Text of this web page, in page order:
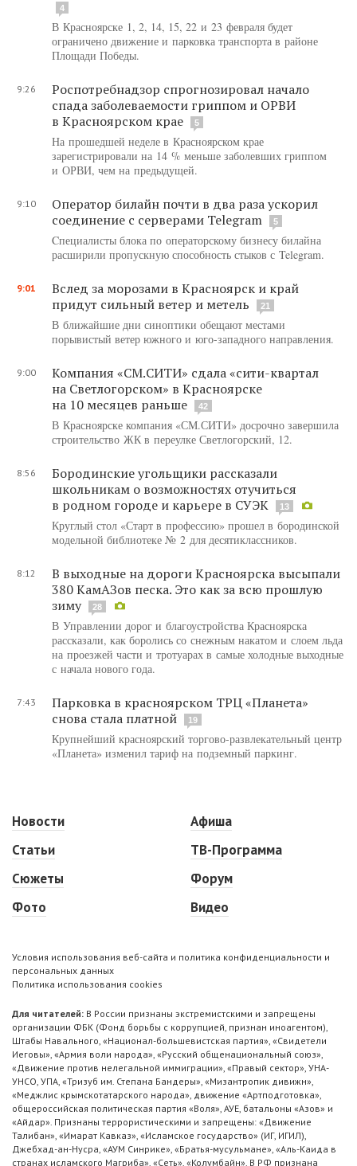
4
В Красноярске 1, 2, 14, 15, 22 и 23 февраля будет
ограничено движение и парковка транспорта в районе
Площади Победы.
9:26
Роспотребнадзор спрогнозировал начало
спада заболеваемости гриппом и ОРВИ
в Красноярском крае
5
На прошедшей неделе в Красноярском крае
зарегистрировали на 14 % меньше заболевших гриппом
и ОРВИ, чем на предыдущей.
9:10
Оператор билайн почти в два раза ускорил
соединение с серверами Telegram
5
Cпециалисты блока по операторскому бизнесу билайна
расширили пропускную способность стыков с Telegram.
9:01
Вслед за морозами в Красноярск и край
придут сильный ветер и метель
21
В ближайшие дни синоптики обещают местами
порывистый ветер южного и юго-западного направления.
9:00
Компания «СМ.СИТИ» сдала «сити-квартал
на Светлогорском» в Красноярске
на 10 месяцев раньше
42
В Красноярске компания «СМ.СИТИ» досрочно завершила
строительство ЖК в переулке Светлогорский, 12.
8:56
Бородинские угольщики рассказали
школьникам о возможностях отучиться
в родном городе и карьере в СУЭК
13
Круглый стол «Старт в профессию» прошел в бородинской
модельной библиотеке № 2 для десятиклассников.
8:12
В выходные на дороги Красноярска высыпали
380 КамАЗов песка. Это как за всю прошлую
зиму
28
В Управлении дорог и благоустройства Красноярска
рассказали, как боролись со снежным накатом и слоем льда
на проезжей части и тротуарах в самые холодные выходные
с начала нового года.
7:43
Парковка в красноярском ТРЦ «Планета»
снова стала платной
19
Крупнейший красноярский торгово-развлекательный центр
«Планета» изменил тариф на подземный паркинг.
Новости
Статьи
Сюжеты
Фото
Афиша
ТВ-Программа
Форум
Видео
Условия использования веб-сайта и политика конфиденциальности и
персональных данных
Политика использования cookies
Для читателей: В России признаны экстремистскими и запрещены
организации ФБК (Фонд борьбы с коррупцией, признан иноагентом),
Штабы Навального, «Национал-большевистская партия», «Свидетели
Иеговы», «Армия воли народа», «Русский общенациональный союз»,
«Движение против нелегальной иммиграции», «Правый сектор», УНА-
УНСО, УПА, «Тризуб им. Степана Бандеры», «Мизантропик дивижн»,
«Меджлис крымскотатарского народа», движение «Артподготовка»,
общероссийская политическая партия «Воля», АУЕ, батальоны «Азов» и
«Айдар». Признаны террористическими и запрещены: «Движение
Талибан», «Имарат Кавказ», «Исламское государство» (ИГ, ИГИЛ),
Джебхад-ан-Нусра, «АУМ Синрике», «Братья-мусульмане», «Аль-Каида в
странах исламского Магриба», «Сеть», «Колумбайн». В РФ признана